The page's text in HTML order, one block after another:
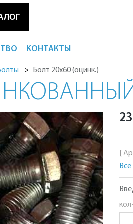
КОНТАКТЫ
Болт 20х60 (оцинк.)
[